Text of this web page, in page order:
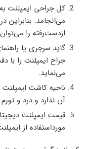
می‌انجامد. بنابراین
ازدست‌رفته را
گاید سرجری یا
جراح ایمپلنت را با
می‌نماید.
ناحیه کاشت ایمپلنت
آن ندارد و درد و
قیمت ایمپلنت
مورداستفاده از